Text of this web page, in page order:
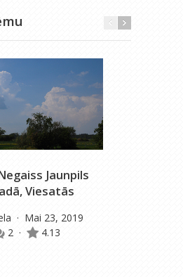
Jaunpils
Viesatās
· Mai 23, 2019
2 · 4.13